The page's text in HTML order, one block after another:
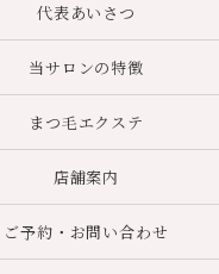
代表あいさつ
当サロンの特徴
まつ毛エクステ
店舗案内
ご予約・お問い合わせ